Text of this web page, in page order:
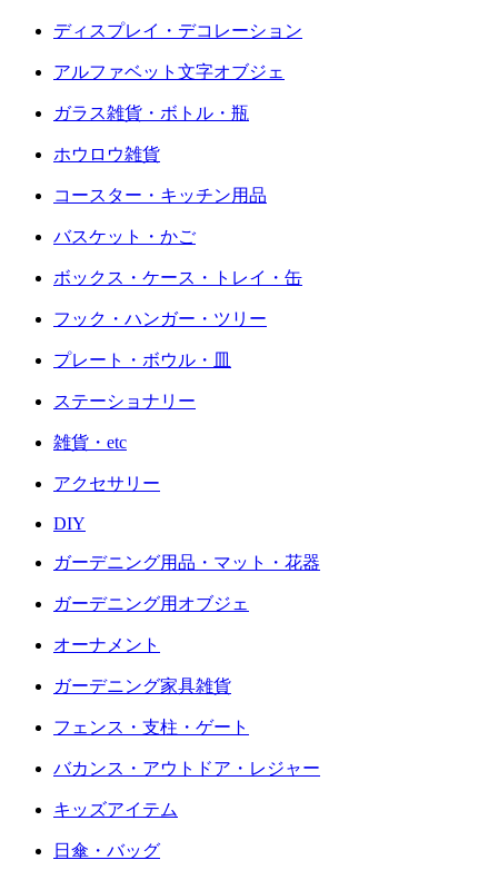
ディスプレイ・デコレーション
アルファベット文字オブジェ
ガラス雑貨・ボトル・瓶
ホウロウ雑貨
コースター・キッチン用品
バスケット・かご
ボックス・ケース・トレイ・缶
フック・ハンガー・ツリー
プレート・ボウル・皿
ステーショナリー
雑貨・etc
アクセサリー
DIY
ガーデニング用品・マット・花器
ガーデニング用オブジェ
オーナメント
ガーデニング家具雑貨
フェンス・支柱・ゲート
バカンス・アウトドア・レジャー
キッズアイテム
日傘・バッグ